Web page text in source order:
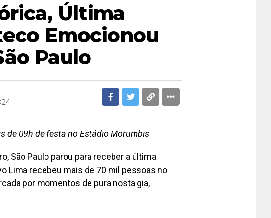
Última
Emocionou
Paulo
de 09h de festa no Estádio Morumbis
São Paulo parou para receber a última
Lima recebeu mais de 70 mil pessoas no
por momentos de pura nostalgia,